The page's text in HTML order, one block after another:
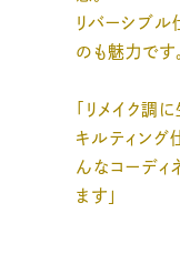
リバーシブル
のも魅力です。
「リメイク
キルティング
んなコーディ
ます」